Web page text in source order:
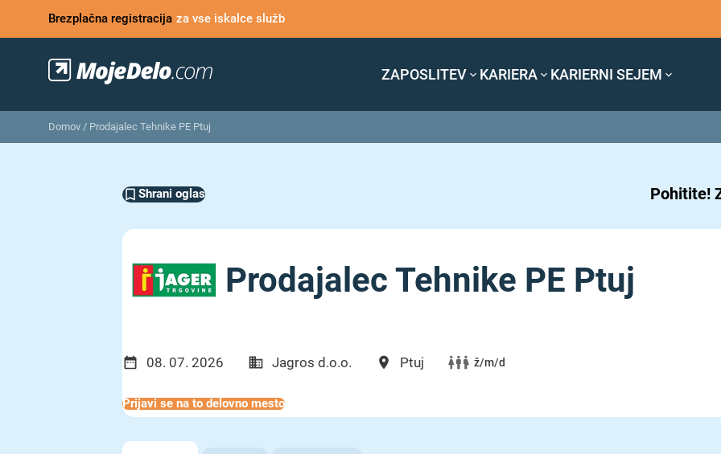
Brezplačna registracija za vse iskalce služb
ZAPOSLITEV KARIERA KARIERNI SEJEM
Domov / Prodajalec Tehnike PE Ptuj
Shrani oglas Pohitite!
Prodajalec Tehnike PE Ptuj
08. 07. 2026 Jagros d.o.o. Ptuj ž/m/d
Prijavi se na to delovno mesto